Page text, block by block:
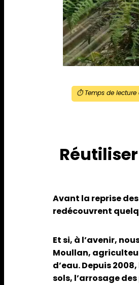
⏱️ Temps de lecture
Avant la reprise
redécouvrent
Et si, à l’avenir,
Moullan,
d’eau. Depuis
sols, l’arrosage